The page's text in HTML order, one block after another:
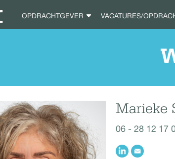
OPDRACHTGEVER VACATURES/
Marieke
06 - 28 12 17